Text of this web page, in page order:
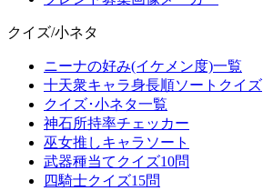
クイズ/小ネタ
ニーナの好み(イケメン度)一覧
十天衆キャラ身長順ソートクイズ
クイズ･小ネタ一覧
神石所持率チェッカー
巫女推しキャラソート
武器種当てクイズ10問
四騎士クイズ15問